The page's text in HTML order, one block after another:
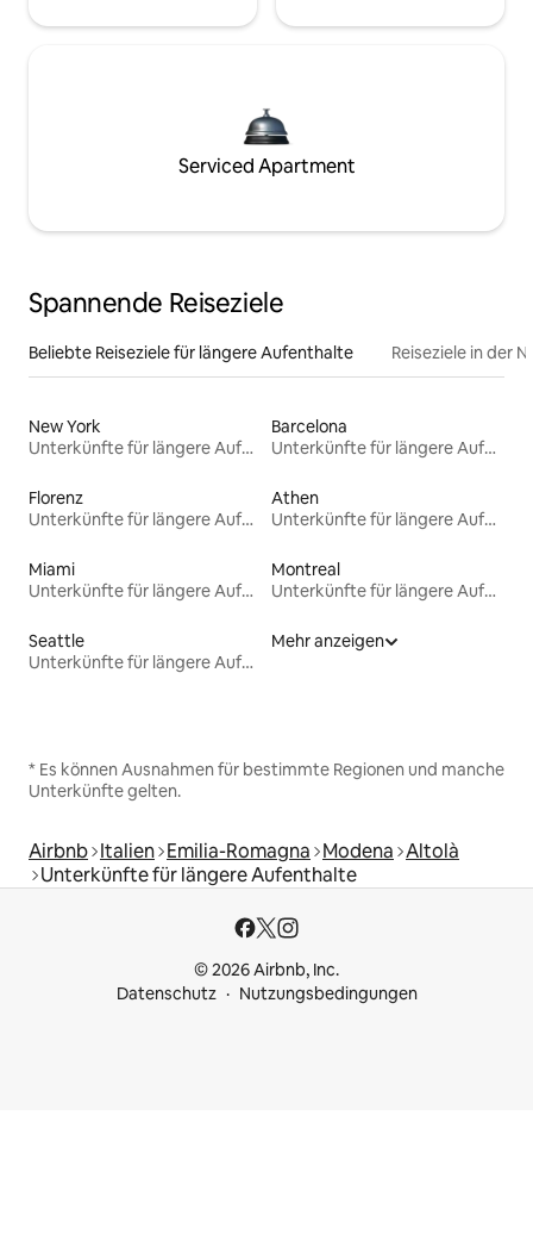
Serviced Apartment
Spannende Reiseziele
Beliebte Reiseziele für längere Aufenthalte Reiseziele in der
New York
Unterkünfte für längere Aufenthalte
Barcelona
Unterkünfte für längere Aufenthalte
Florenz
Unterkünfte für längere Aufenthalte
Athen
Unterkünfte für längere Aufenthalte
Miami
Unterkünfte für längere Aufenthalte
Montreal
Unterkünfte für längere Aufenthalte
Seattle
Unterkünfte für längere Aufenthalte
Mehr anzeigen
* Es können Ausnahmen für bestimmte Regionen und manche
Unterkünfte gelten.
Airbnb Italien Emilia-Romagna Modena Altolà
Unterkünfte für längere Aufenthalte
© 2026 Airbnb, Inc.
Datenschutz
Nutzungsbedingungen